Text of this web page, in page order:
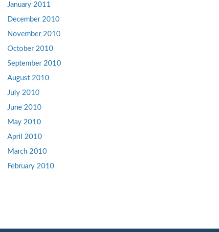
January 2011
December 2010
November 2010
October 2010
September 2010
August 2010
July 2010
June 2010
May 2010
April 2010
March 2010
February 2010